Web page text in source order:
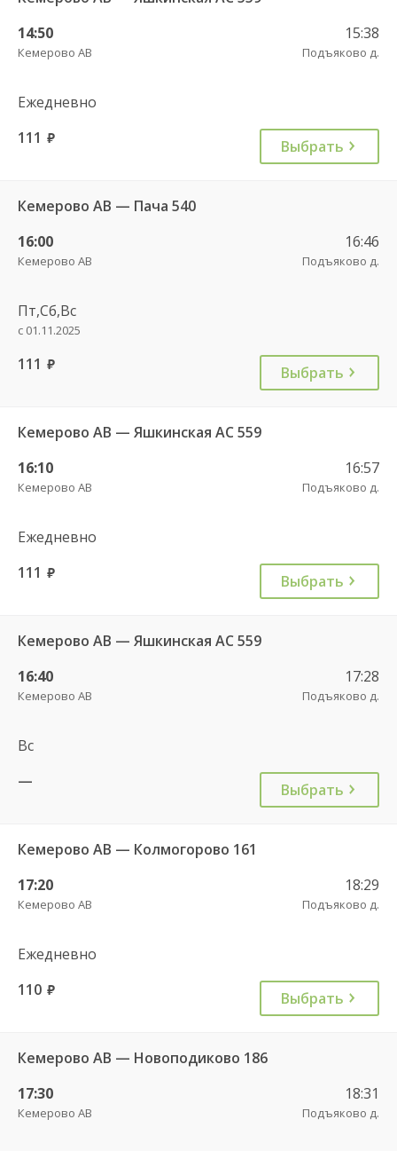
14:50
Кемерово АВ
15:38
Подъяково д.
Ежедневно
111 руб. Выбрать
Кемерово АВ — Пача 540
16:00
Кемерово АВ
16:46
Подъяково д.
Пт,Сб,Вс
с 01.11.2025
111 руб. Выбрать
Кемерово АВ — Яшкинская АС 559
16:10
Кемерово АВ
16:57
Подъяково д.
Ежедневно
111 руб. Выбрать
Кемерово АВ — Яшкинская АС 559
16:40
Кемерово АВ
17:28
Подъяково д.
Вс
—
Выбрать
Кемерово АВ — Колмогорово 161
17:20
Кемерово АВ
18:29
Подъяково д.
Ежедневно
110 руб. Выбрать
Кемерово АВ — Новоподиково 186
17:30
Кемерово АВ
18:31
Подъяково д.